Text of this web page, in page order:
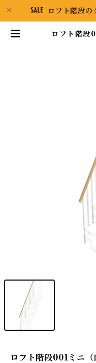
ロフト階段の
ロフト階段
ロフト階段001ミニ